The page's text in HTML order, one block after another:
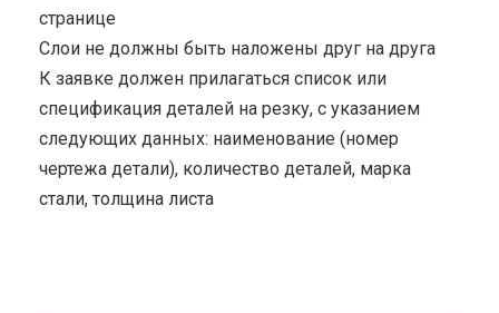
странице
Cлои не должны быть наложены друг на друга
К заявке должен прилагаться список или
спецификация деталей на резку, с указанием
следующих данных: наименование (номер
чертежа детали), количество деталей, марка
стали, толщина листа